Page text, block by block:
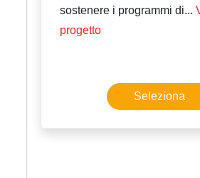
prodotti e servizi finanziari,
esempio : gift card Bennet,
Apple, Microsoft GC-XBox,
sostenere i programmi di...
progetto
Seleziona